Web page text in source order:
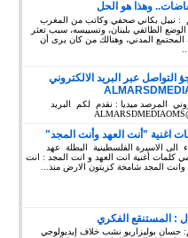
وهذا هو الحل
: نبيل بكاني صحفي وكاتب من المغرب
الوضع الطائفي بلبنان، وتسييسه، سبب تعثر
المدني، وهنالك من كان يرى أن
التواصل عبر البريد الالكتروني
المرصد ميديا : نقدم لكم البريد
اغنية "أنت العهد وأنت المجد"
الى الاسيرة الفلسطينية البطلة عهد
كلمات أغنية انت العهد و انت المجد : انت
وانت المجد شامخة كزيتون الارض منذ...
: المستنقع الفكري
حسان بوليزاريو نشب خلاف إيديولوجي